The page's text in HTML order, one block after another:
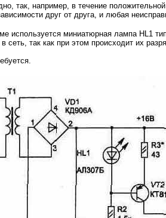
так, например, в течение
друг от друга, и любая
используется миниатюрная лампа HL1
сеть, так как при этом происходит их